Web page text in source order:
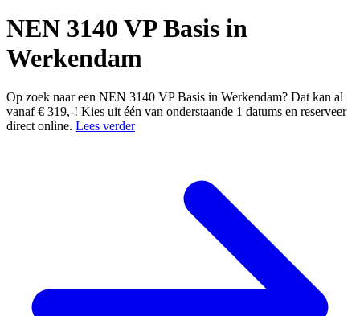
NEN 3140 VP Basis in
Werkendam
Op zoek naar een NEN 3140 VP Basis in Werkendam? Dat kan al
vanaf € 319,-! Kies uit één van onderstaande 1 datums en reserveer
direct online. Lees verder